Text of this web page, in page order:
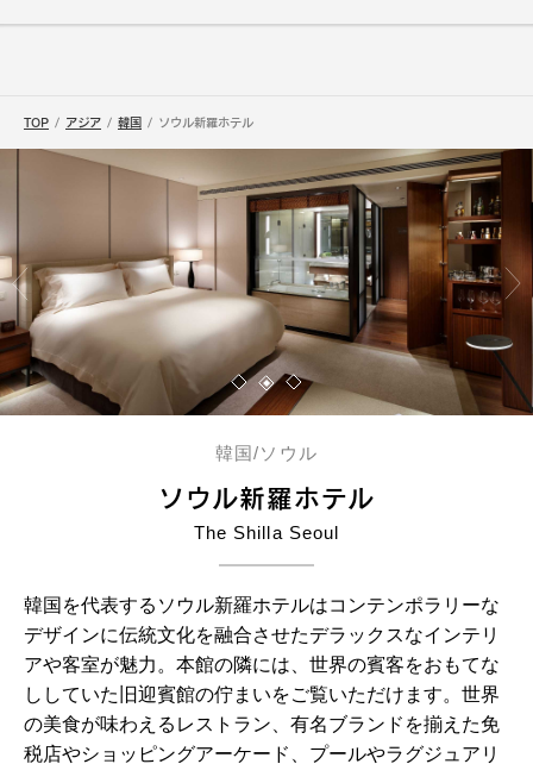
TOP アジア 韓国 ソウル新羅ホテル
韓国/ソウル
ソウル新羅ホテル
The Shilla Seoul
韓国を代表するソウル新羅ホテルはコンテンポラリーな
デザインに伝統文化を融合させたデラックスなインテリ
アや客室が魅力。本館の隣には、世界の賓客をおもてな
ししていた旧迎賓館の佇まいをご覧いただけます。世界
の美食が味わえるレストラン、有名ブランドを揃えた免
税店やショッピングアーケード、プールやラグジュアリ